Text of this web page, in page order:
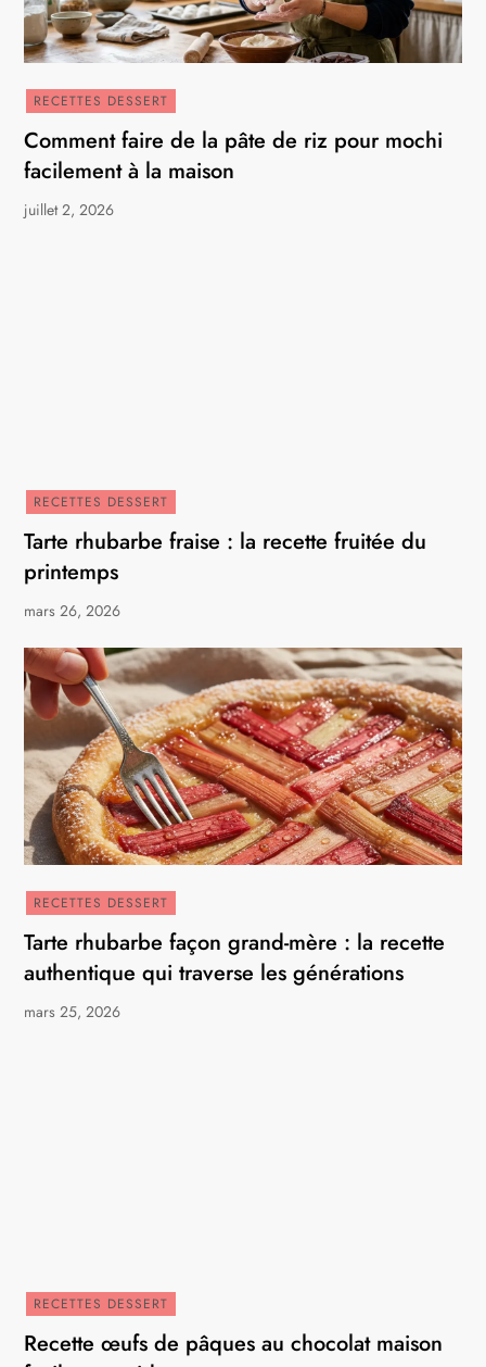
RECETTES DESSERT
Comment faire de la pâte de riz pour mochi
facilement à la maison
juillet 2, 2026
RECETTES DESSERT
Tarte rhubarbe fraise : la recette fruitée du
printemps
mars 26, 2026
RECETTES DESSERT
Tarte rhubarbe façon grand-mère : la recette
authentique qui traverse les générations
mars 25, 2026
RECETTES DESSERT
Recette œufs de pâques au chocolat maison